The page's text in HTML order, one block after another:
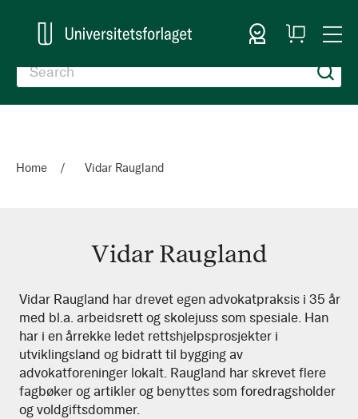
Sign In
My
Cart
Home Vidar Raugland
Vidar Raugland
Vidar
Raugland
Vidar Raugland har drevet egen advokatpraksis i 35 år
med bl.a. arbeidsrett og skolejuss som spesiale. Han
har i en årrekke ledet rettshjelpsprosjekter i
utviklingsland og bidratt til bygging av
advokatforeninger lokalt. Raugland har skrevet flere
fagbøker og artikler og benyttes som foredragsholder
og voldgiftsdommer.